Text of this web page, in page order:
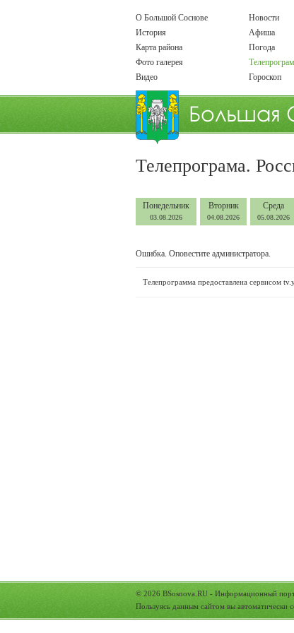
О Большой Соснове
История
Карта района
Фото галерея
Видео
Новости
Афиша
Погода
Гороскоп
Телепрограма.
Понедельник
03.08.2026
Вторник
04.08.2026
Среда
05.08.2026
Ошибка. Оповестите администратора.
Телепрограмма предоставлена сервисом
© 2026 BSosnova.RU - Информационный
Пользуясь данным сайтом вы автоматически